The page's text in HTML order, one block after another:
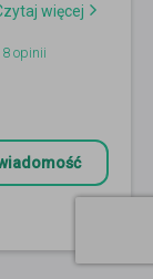
więcej
8 opinii